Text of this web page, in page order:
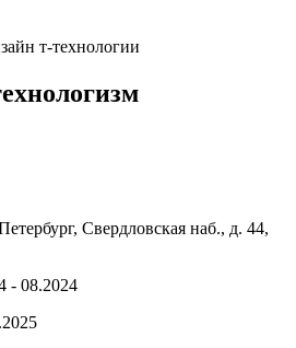
Свердловская наб., д. 44,
- 08.2024